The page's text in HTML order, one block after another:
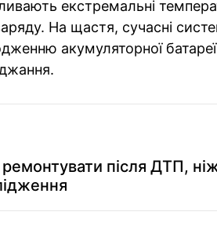
екстремальні
На щастя, сучасні
акумуляторної батареї
після ДТП,